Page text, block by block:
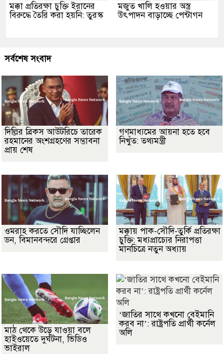
মক্কা প্রতিরক্ষা চুক্তি ইরানের
বিরুদ্ধে তৈরি করা হয়নি: তুরস্ক
মজুত খালি হওয়ার অস্ত্র
উৎপাদন বাড়াচ্ছে পেন্টাগন
সর্বশেষ সংবাদ
দিল্লির ব্রিকস আউটরিচে তারেক
রহমানের অংশগ্রহণের সম্ভাবনা
প্রায় শেষ
গণমাধ্যমের আয়না হতে হবে
নিখুঁত: তথ্যমন্ত্রী
ওমরাহ করতে সৌদি যাচ্ছিলেন
ডন, বিমানবন্দরে গ্রেপ্তার
মক্কায় পাক-সৌদি-তুর্কি প্রতিরক্ষা
চুক্তি: মধ্যপ্রাচ্যের নিরাপত্তা
মানচিত্রে নতুন অধ্যায়
মাঠ থেকে উড়ে যাওয়া বলে
হাইওয়েতে দুর্ঘটনা, ভিডিও
ভাইরাল
‘জাতির সাথে কখনো বেইমানি
করব না’: রাষ্ট্রপতি প্রার্থী কর্নেল
অলি